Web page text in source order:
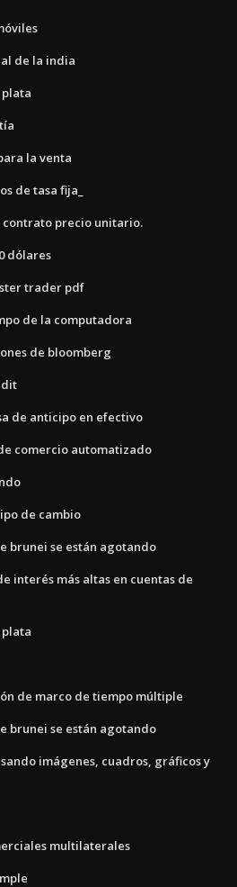
de la india
la venta
de tasa fija_
contrato precio unitario.
dólares
trader pdf
de la computadora
de bloomberg
de anticipo en efectivo
comercio automatizado
de cambio
brunei se están agotando
interés más altas en cuentas de
de marco de tiempo múltiple
brunei se están agotando
imágenes, cuadros, gráficos y
multilaterales